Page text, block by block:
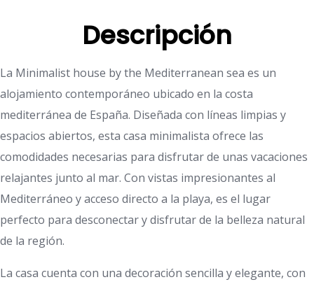
Descripción
La Minimalist house by the Mediterranean sea es un
alojamiento contemporáneo ubicado en la costa
mediterránea de España. Diseñada con líneas limpias y
espacios abiertos, esta casa minimalista ofrece las
comodidades necesarias para disfrutar de unas vacaciones
relajantes junto al mar. Con vistas impresionantes al
Mediterráneo y acceso directo a la playa, es el lugar
perfecto para desconectar y disfrutar de la belleza natural
de la región.
La casa cuenta con una decoración sencilla y elegante, con